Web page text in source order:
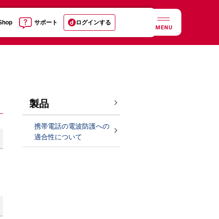
サポート ログインする
MENU
製品
携帯電話の電波防護への
適合性について